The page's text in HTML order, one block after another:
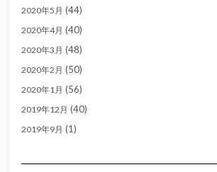
2020年5月 (44)
2020年4月 (40)
2020年3月 (48)
2020年2月 (50)
2020年1月 (56)
2019年12月 (40)
2019年9月 (1)